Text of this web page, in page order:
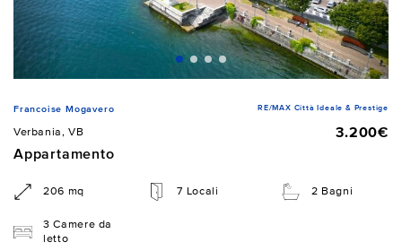
Francoise Mogavero RE/MAX Città Ideale & Prestige
Verbania, VB
3.200€
Appartamento
206 mq 7 Locali 2 Bagni
3 Camere da
letto